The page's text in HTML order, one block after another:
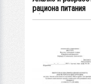
рациона питания
обучающихся...